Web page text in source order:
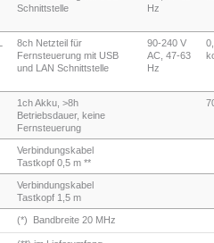
Schnittstelle
Hz
8ch Netzteil für
Fernsteuerung mit USB
und LAN Schnittstelle
90-240 V
AC, 47-63
Hz
1ch Akku, >8h
Betriebsdauer, keine
Fernsteuerung
Verbindungskabel
Tastkopf 0,5 m **
Verbindungskabel
Tastkopf 1,5 m
(*) Bandbreite 20 MHz